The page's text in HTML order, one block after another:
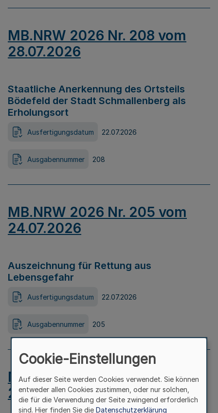
MB.NRW 2026 Nr. 208 vom
28.07.2026
Staatliche Anerkennung des Ortsteils
Bödefeld der Stadt Schmallenberg als
Erholungsort
Ausfertigungsdatum 22.07.2026
Ausgabennummer 208
MB.NRW 2026 Nr. 205 vom
24.07.2026
Auszeichnung für Rettung aus
Lebensgefahr
Ausfertigungsdatum 22.07.2026
Ausgabennummer 205
MB.NRW 2026 Nr. 204 vom
24.07.2026
Cookie-Einstellungen
Auf dieser Seite werden Cookies verwendet. Sie können
entweder allen Cookies zustimmen, oder nur solchen,
die für die Verwendung der Seite zwingend erforderlich
sind. Hier finden Sie die Datenschutzerklärung